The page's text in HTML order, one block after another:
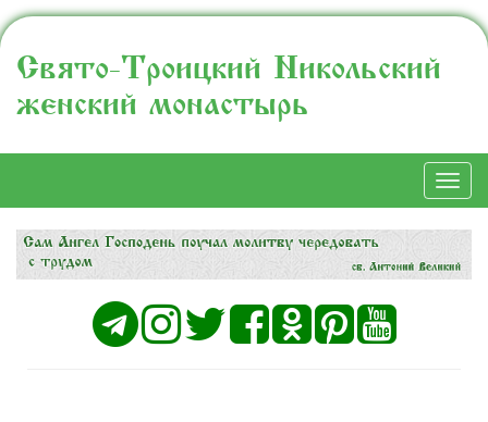
Свято-Троицкий Никольский
женский монастырь